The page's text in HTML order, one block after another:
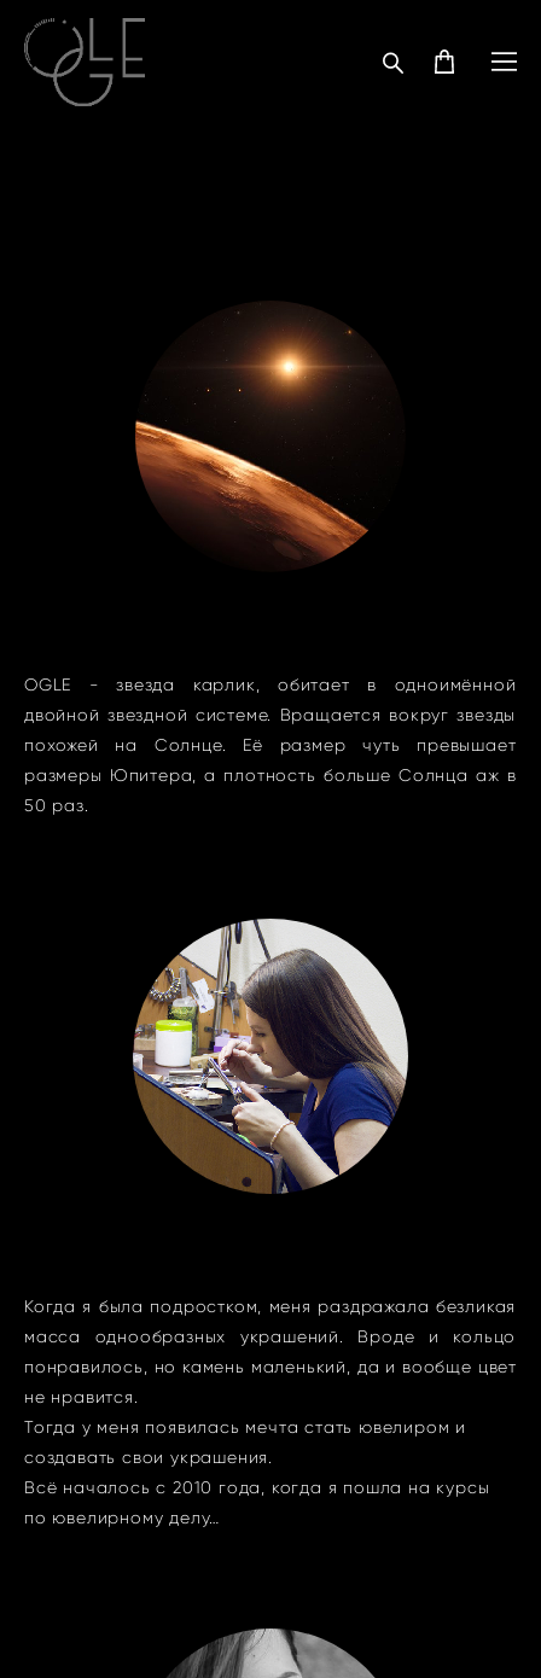
OGLE - звезда карлик, обитает в одноимённой
двойной звездной системе. Вращается вокруг звезды
похожей на Солнце. Её размер чуть превышает
размеры Юпитера, а плотность больше Солнца аж в
50 раз.
Когда я была подростком, меня раздражала безликая
масса однообразных украшений. Вроде и кольцо
понравилось, но камень маленький, да и вообще цвет
не нравится.
Тогда у меня появилась мечта стать ювелиром и
создавать свои украшения.
Всё началось с 2010 года, когда я пошла на курсы
по ювелирному делу…